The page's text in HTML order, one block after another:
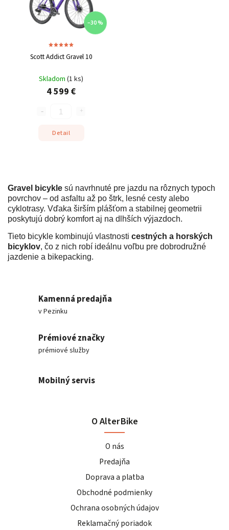
–30 %
Scott Addict Gravel 10
Skladom (1 ks)
4 599 €
Detail
Gravel bicykle sú navrhnuté pre jazdu na rôznych typoch
povrchov – od asfaltu až po štrk, lesné cesty alebo
cyklotrasy. Vďaka širším plášťom a stabilnej geometrii
poskytujú dobrý komfort aj na dlhších výjazdoch.
Tieto bicykle kombinujú vlastnosti cestných a horských
bicyklov, čo z nich robí ideálnu voľbu pre dobrodružné
jazdenie a bikepacking.
Kamenná predajňa
v Pezinku
Prémiové značky
prémiové služby
Mobilný servis
O AlterBike
O nás
Predajňa
Doprava a platba
Obchodné podmienky
Ochrana osobných údajov
Reklamačný poriadok